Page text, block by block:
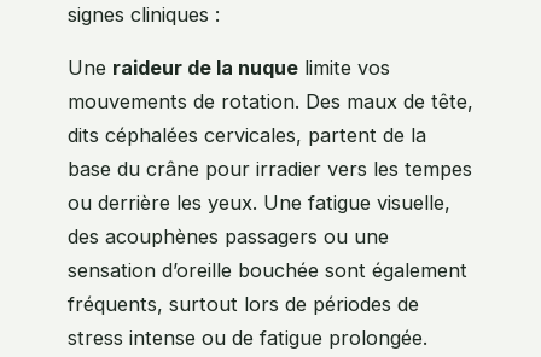
signes cliniques :
Une raideur de la nuque limite vos
mouvements de rotation. Des maux de tête,
dits céphalées cervicales, partent de la
base du crâne pour irradier vers les tempes
ou derrière les yeux. Une fatigue visuelle,
des acouphènes passagers ou une
sensation d’oreille bouchée sont également
fréquents, surtout lors de périodes de
stress intense ou de fatigue prolongée.